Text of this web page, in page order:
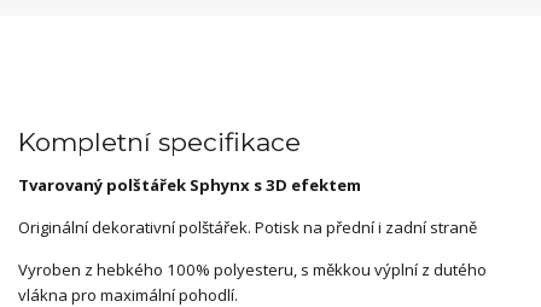
Kompletní specifikace
Tvarovaný polštářek Sphynx s 3D efektem
Originální dekorativní polštářek. Potisk na přední i zadní straně
Vyroben z hebkého 100% polyesteru, s měkkou výplní z dutého
vlákna pro maximální pohodlí.